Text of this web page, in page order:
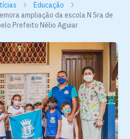
Educação
ampliação da escola N Sra de
Prefeito Nélio Aguiar